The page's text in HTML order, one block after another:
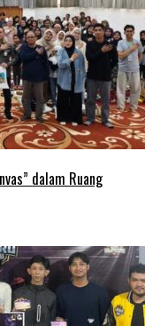
dalam Ruang